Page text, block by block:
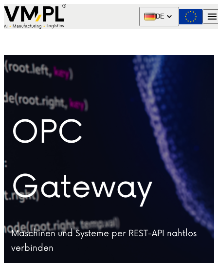
Skip to content
DE
OPC
Gateway
Maschinen und Systeme per REST-API nahtlos
verbinden